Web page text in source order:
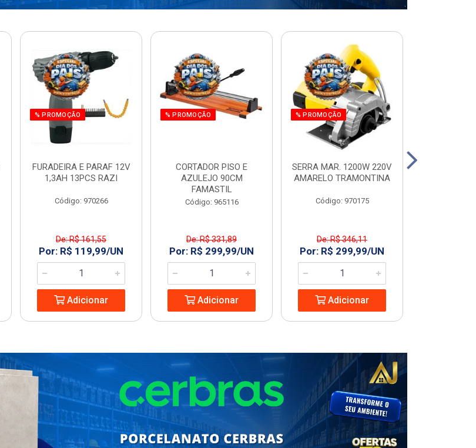
% PROMOÇÃO
FURADEIRA E PARAF 12V
1,3AH 13PCS RAZI
Código: 970266
De: R$ 161,55
Por: R$ 119,99/UN
Adicionar
% PROMOÇÃO
CORTADOR PISO E
AZULEJO 90CM
FAMASTIL
Código: 965116
De: R$ 331,89
Por: R$ 299,99/UN
Adicionar
% PROMOÇÃO
SERRA MAR. 1200W 220V
AMARELO TRAMONTINA
Código: 970175
De: R$ 346,11
Por: R$ 299,99/UN
Adicionar